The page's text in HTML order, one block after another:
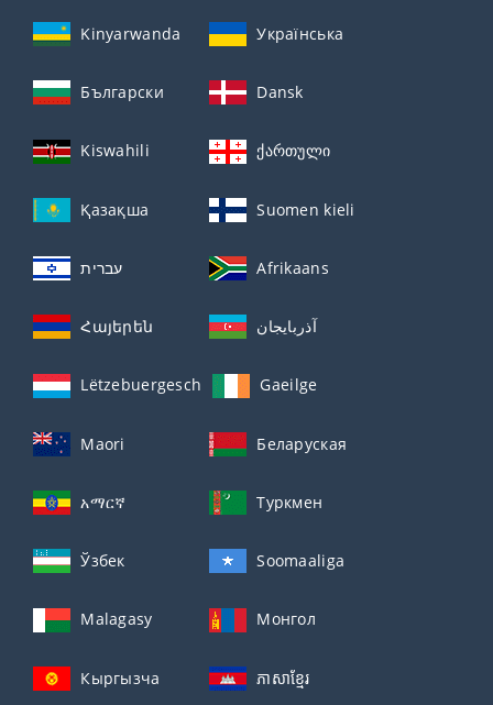
Kinyarwanda Українська
Български Dansk
Kiswahili ქართული
Қазақша Suomen kieli
עברית Afrikaans
Հայերեն آذربايجان
Lëtzebuergesch Gaeilge
Maori Беларуская
አማርኛ Туркмен
Ўзбек Soomaaliga
Malagasy Монгол
Кыргызча ភាសាខ្មែរ